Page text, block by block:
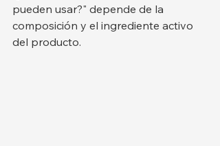
pueden usar?" depende de la
composición y el ingrediente activo
del producto.